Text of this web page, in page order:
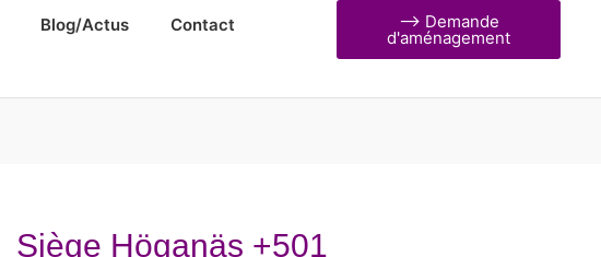
Blog/Actus Contact ⟶ Demande
d'aménagement
Siège Höganäs +501